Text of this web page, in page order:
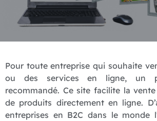
Pour toute entreprise qui souhaite
ou des services en ligne, un
recommandé. Ce site facilite la
de produits directement en ligne.
entreprises en B2C dans le monde